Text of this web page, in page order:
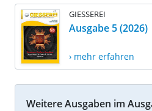
GIESSEREI
Ausgabe 5 (2026)
› mehr erfahren
Weitere Ausgaben im